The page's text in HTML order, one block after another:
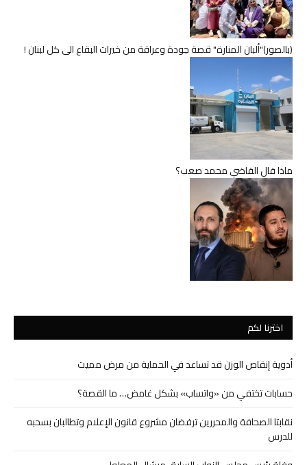
(بالصور)"ألبان المنارة" قصة جودة وعراقة من خيرات البقاع الى كل لبنان !
ماذا قال القاضي محمد صعب؟
اخترنا لكم
أدوية إنقاص الوزن قد تساعد في الحماية من مرض مميت
حسابات تختفي من «واتساب» بشكل غامض… ما القصة؟
نقابتا الصحافة والمحررين ترفضان مشروع قانون الإعلام وتطالبان بسحبه
للدرس